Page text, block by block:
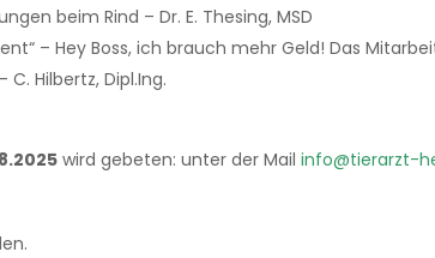
beim Rind – Dr. E. Thesing, MSD
– Hey Boss, ich brauch mehr Geld! Das
Hilbertz, Dipl.Ing.
wird gebeten: unter der Mail info@tierarzt-